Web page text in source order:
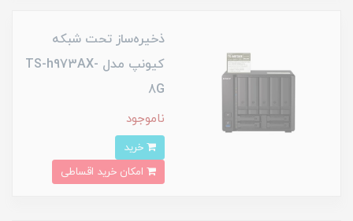
ذخیره‌ساز تحت شبکه
کیونپ مدل TS-h973AX-
8G
ناموجود